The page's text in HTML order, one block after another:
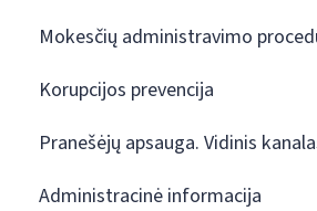
Mokesčių administravimo
Korupcijos prevencija
Pranešėjų apsauga. Vidinis
Administracinė informacija